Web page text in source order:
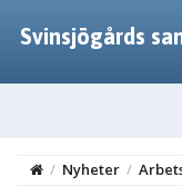
Svinsjögårds
/ Nyheter /